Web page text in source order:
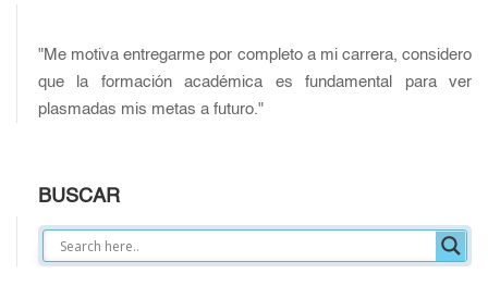
"Me motiva entregarme por completo a mi carrera, considero
que la formación académica es fundamental para ver
plasmadas mis metas a futuro."
BUSCAR